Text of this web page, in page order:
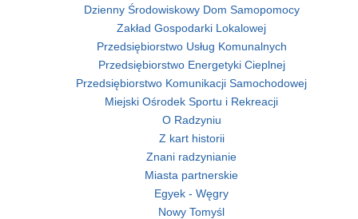
Dzienny Środowiskowy Dom Samopomocy
Zakład Gospodarki Lokalowej
Przedsiębiorstwo Usług Komunalnych
Przedsiębiorstwo Energetyki Cieplnej
Przedsiębiorstwo Komunikacji Samochodowej
Miejski Ośrodek Sportu i Rekreacji
O Radzyniu
Z kart historii
Znani radzynianie
Miasta partnerskie
Egyek - Węgry
Nowy Tomyśl